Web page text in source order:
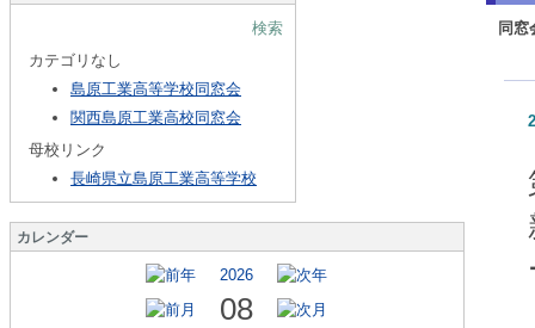
検索
カテゴリなし
島原工業高等学校同窓会
関西島原工業高校同窓会
母校リンク
長崎県立島原工業高等学校
カレンダー
2026
08
同窓